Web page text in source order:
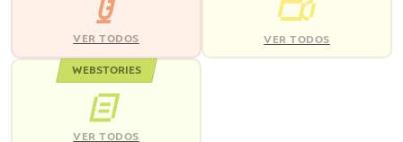
VER TODOS VER TODOS
WEBSTORIES
VER TODOS